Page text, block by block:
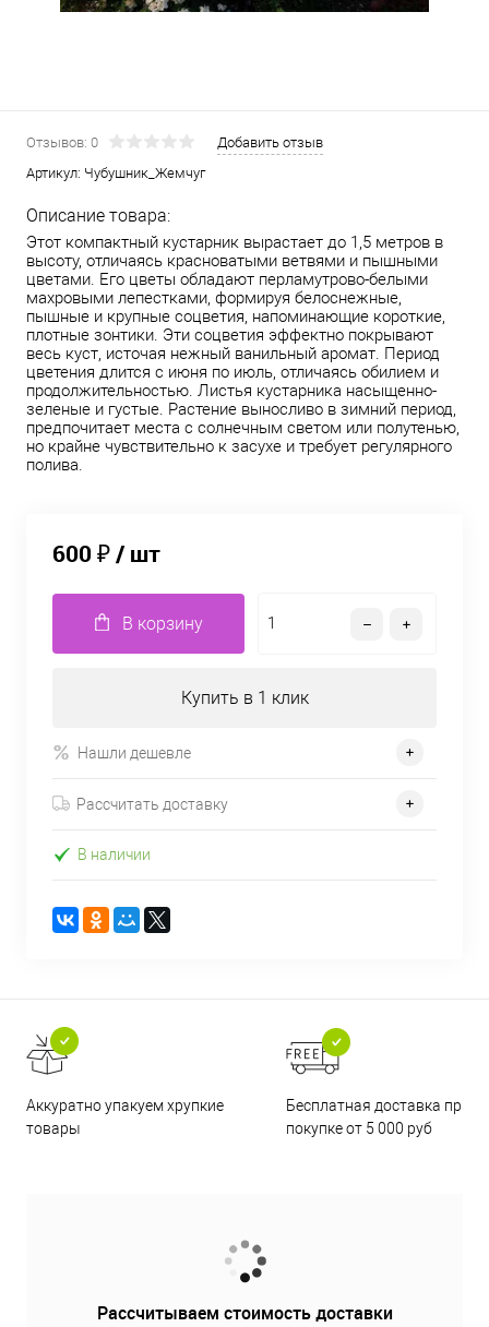
Отзывов: 0
Добавить отзыв
Артикул: Чубушник_Жемчуг
Описание товара:
Этот компактный кустарник вырастает до 1,5 метров в
высоту, отличаясь красноватыми ветвями и пышными
цветами. Его цветы обладают перламутрово-белыми
махровыми лепестками, формируя белоснежные,
пышные и крупные соцветия, напоминающие короткие,
плотные зонтики. Эти соцветия эффектно покрывают
весь куст, источая нежный ванильный аромат. Период
цветения длится с июня по июль, отличаясь обилием и
продолжительностью. Листья кустарника насыщенно-
зеленые и густые. Растение выносливо в зимний период,
предпочитает места с солнечным светом или полутенью,
но крайне чувствительно к засухе и требует регулярного
полива.
600 ₽/ шт
В корзину
Купить в 1 клик
Нашли дешевле
Рассчитать доставку
В наличии
Аккуратно упакуем хрупкие
товары
Бесплатная доставка при
покупке от 5 000 руб
Рассчитываем стоимость доставки